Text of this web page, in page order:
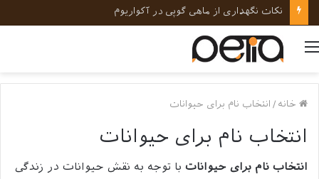
نکات کلیدی در رفتارشناسی و روانشناسی حیوانات خانگی
منو
خانه / انتخاب نام برای حیوانات
انتخاب نام برای حیوانات
انتخاب نام برای حیوانات با توجه به نقش حیوانات در زندگی